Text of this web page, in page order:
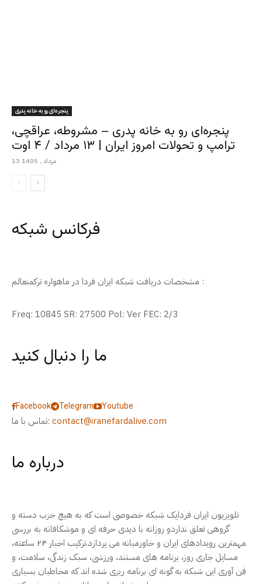
پنجره‌ای رو به خانه پدری
پنجره‌ای رو به خانه پدری – مشروطه، عراقچی،
ترامپ و تحولات امروز ایران | ۱۳ مرداد / ۴ اوت
13 مرداد , 1405
فرکانس شبکه
مشخصات دریافت شبکه ایران فردا در ماهواره ترکمنعالم :
Freq: 10845 SR: 27500 Pol: Ver FEC: 2/3
ما را دنبال کنید
Facebook Telegram
Youtube
تماس با ما: contact@iranefardalive.com
درباره ما
تلویزیون ایران فردایک شبکه خصوصی است که به هیچ حزب دسته و
گروهی تعلق نداردو روزانه با دیدی حرفه ای و موشکافانه به بررسی
مهمترین رویدادهای ایران و خاورمیانه می پردازد.ترکیب اخبار ۲۴ ساعته،
مسایل جاری روز، برنامه های مستند، ورزشی، سبک زندگی، سلامت، و
فن آوری این شبکه به گونه ای برنامه ریزی شده اند که مخاطبان بسیاری